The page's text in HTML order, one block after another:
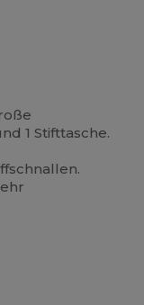
1 Stifttasche.